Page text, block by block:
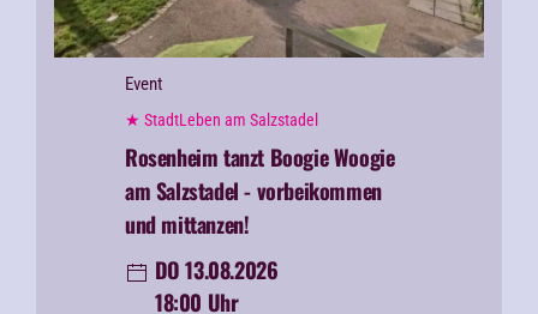
Event
★ StadtLeben am Salzstadel
Rosenheim tanzt Boogie Woogie
am Salzstadel - vorbeikommen
und mittanzen!
DO 13.08.2026
18:00 Uhr